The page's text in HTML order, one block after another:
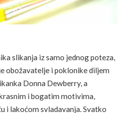
slikanja iz samo jednog poteza,
obožavatelje i poklonike diljem
Donna Dewberry, a
i bogatim motivima,
i lakoćom svladavanja. Svatko